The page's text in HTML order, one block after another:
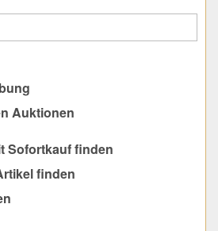
Auktionen
Sofortkauf finden
finden